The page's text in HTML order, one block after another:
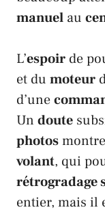
manuel au
L’espoir de
et du moteur
d’une
Un doute
photos
volant, qui
rétrogradage
entier, mais il